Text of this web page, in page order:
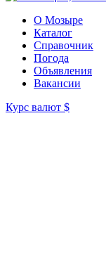
О Мозыре
Каталог
Справочник
Погода
Объявления
Вакансии
Курс валют $